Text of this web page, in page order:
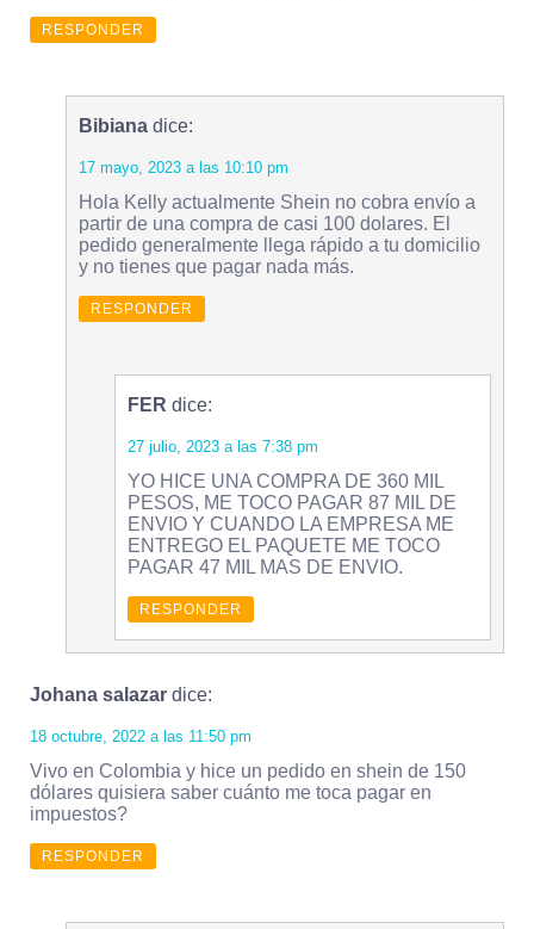
RESPONDER
Bibiana dice:
17 mayo, 2023 a las 10:10 pm
Hola Kelly actualmente Shein no cobra envío a
partir de una compra de casi 100 dolares. El
pedido generalmente llega rápido a tu domicilio
y no tienes que pagar nada más.
RESPONDER
FER dice:
27 julio, 2023 a las 7:38 pm
YO HICE UNA COMPRA DE 360 MIL
PESOS, ME TOCO PAGAR 87 MIL DE
ENVIO Y CUANDO LA EMPRESA ME
ENTREGO EL PAQUETE ME TOCO
PAGAR 47 MIL MAS DE ENVIO.
RESPONDER
Johana salazar dice:
18 octubre, 2022 a las 11:50 pm
Vivo en Colombia y hice un pedido en shein de 150
dólares quisiera saber cuánto me toca pagar en
impuestos?
RESPONDER